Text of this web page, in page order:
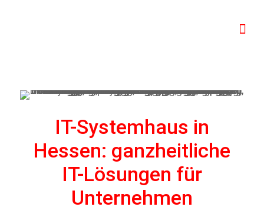
IT-Systemhaus in
Hessen: ganzheitliche
IT-Lösungen für
Unternehmen